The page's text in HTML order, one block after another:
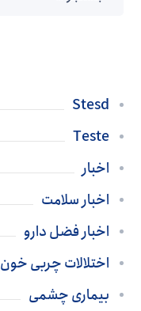
Stesd
Teste
اخبار
اخبار سلامت
اخبار فضل دارو
اختلالات چربی خون
بیماری چشمی